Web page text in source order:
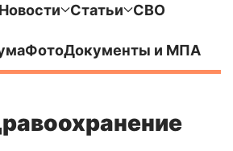
Статьи СВО
ФотоДокументы и МПА